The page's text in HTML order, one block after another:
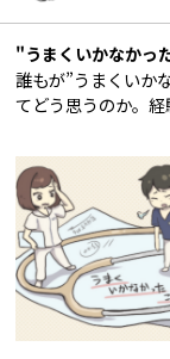
"うまくいかなかっ
誰もが”うまくいか
てどう思うのか。経